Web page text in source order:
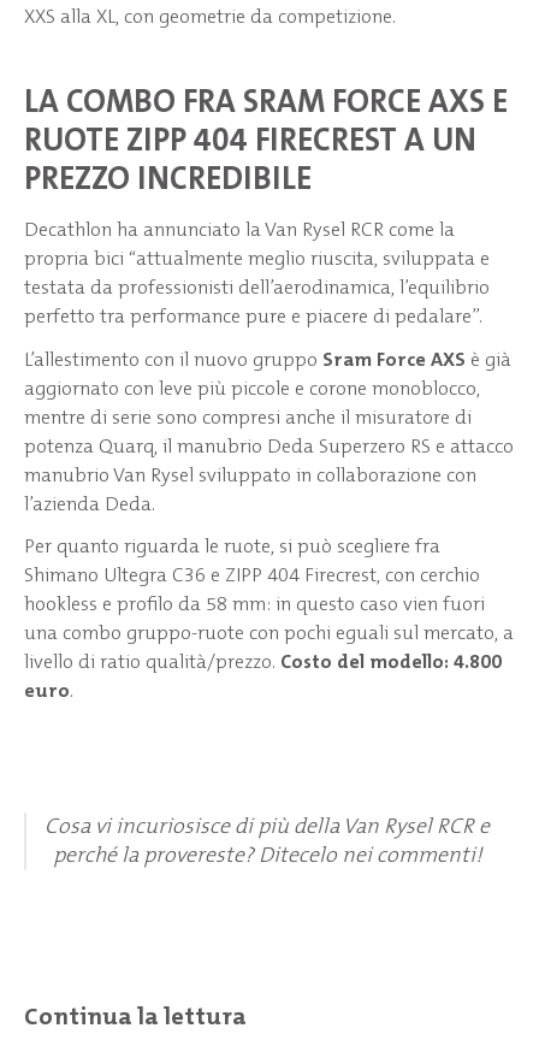
XXS alla XL, con geometrie da competizione.
LA COMBO FRA SRAM FORCE AXS E
RUOTE ZIPP 404 FIRECREST A UN
PREZZO INCREDIBILE
Decathlon ha annunciato la Van Rysel RCR come la
propria bici “attualmente meglio riuscita, sviluppata e
testata da professionisti dell’aerodinamica, l’equilibrio
perfetto tra performance pure e piacere di pedalare”.
L’allestimento con il nuovo gruppo Sram Force AXS è già
aggiornato con leve più piccole e corone monoblocco,
mentre di serie sono compresi anche il misuratore di
potenza Quarq, il manubrio Deda Superzero RS e attacco
manubrio Van Rysel sviluppato in collaborazione con
l’azienda Deda.
Per quanto riguarda le ruote, si può scegliere fra
Shimano Ultegra C36 e ZIPP 404 Firecrest, con cerchio
hookless e profilo da 58 mm: in questo caso vien fuori
una combo gruppo-ruote con pochi eguali sul mercato, a
livello di ratio qualità/prezzo. Costo del modello: 4.800
euro.
Cosa vi incuriosisce di più della Van Rysel RCR e
perché la provereste? Ditecelo nei commenti!
Continua la lettura